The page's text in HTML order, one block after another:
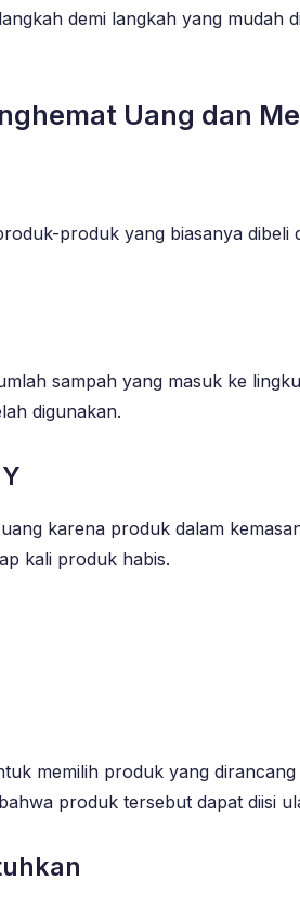
demi langkah yang
Uang dan
produk yang biasanya
sampah yang masuk ke
digunakan.
karena produk dalam
kali produk habis.
memilih produk yang
produk tersebut dapat diisi